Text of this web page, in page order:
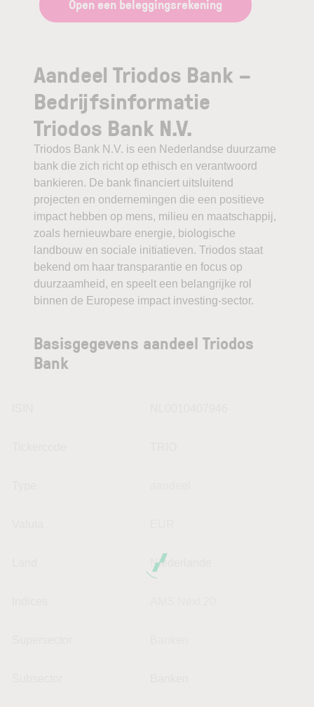
Open een beleggingsrekening
Aandeel Triodos Bank –
Bedrijfsinformatie
Triodos Bank N.V.
Triodos Bank N.V. is een Nederlandse duurzame
bank die zich richt op ethisch en verantwoord
bankieren. De bank financiert uitsluitend
projecten en ondernemingen die een positieve
impact hebben op mens, milieu en maatschappij,
zoals hernieuwbare energie, biologische
landbouw en sociale initiatieven. Triodos staat
bekend om haar transparantie en focus op
duurzaamheid, en speelt een belangrijke rol
binnen de Europese impact investing-sector.
Basisgegevens aandeel Triodos
Bank
Niederlande